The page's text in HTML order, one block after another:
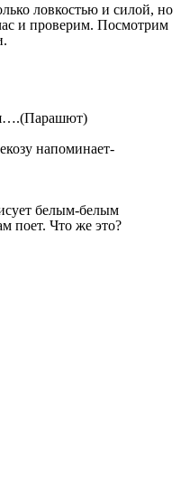
ловкостью и силой, но
и проверим. Посмотрим
напоминает-
белым-белым
поет. Что же это?